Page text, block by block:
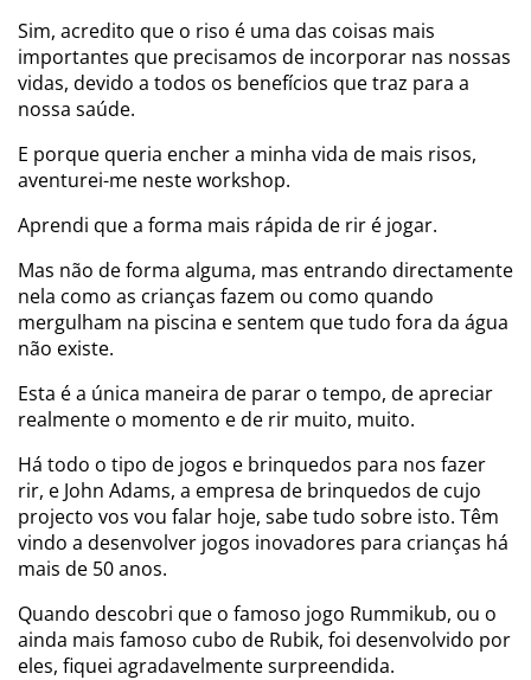
Sim, acredito que o riso é uma das coisas mais
importantes que precisamos de incorporar nas nossas
vidas, devido a todos os benefícios que traz para a
nossa saúde.
E porque queria encher a minha vida de mais risos,
aventurei-me neste workshop.
Aprendi que a forma mais rápida de rir é jogar.
Mas não de forma alguma, mas entrando directamente
nela como as crianças fazem ou como quando
mergulham na piscina e sentem que tudo fora da água
não existe.
Esta é a única maneira de parar o tempo, de apreciar
realmente o momento e de rir muito, muito.
Há todo o tipo de jogos e brinquedos para nos fazer
rir, e John Adams, a empresa de brinquedos de cujo
projecto vos vou falar hoje, sabe tudo sobre isto. Têm
vindo a desenvolver jogos inovadores para crianças há
mais de 50 anos.
Quando descobri que o famoso jogo Rummikub, ou o
ainda mais famoso cubo de Rubik, foi desenvolvido por
eles, fiquei agradavelmente surpreendida.